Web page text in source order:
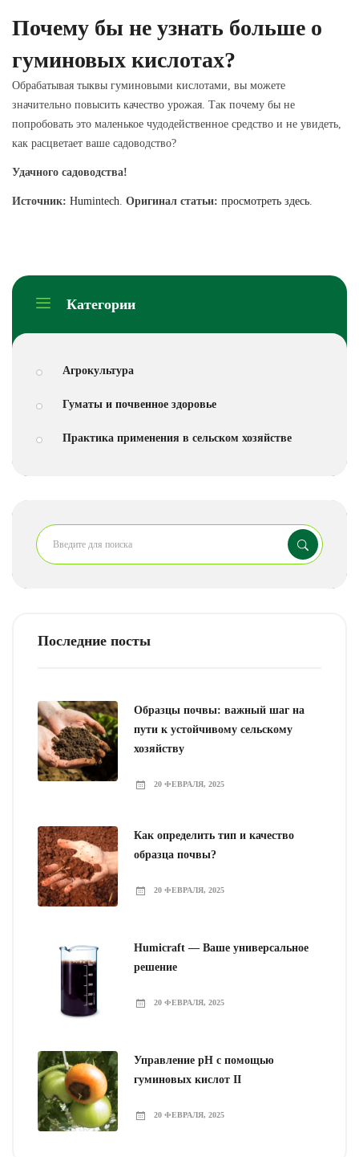
Категории
Агрокультура
Гуматы и почвенное здоровье
Практика применения в сельском хозяйстве
Последние посты
Образцы почвы: важный шаг на
пути к устойчивому сельскому
хозяйству
20 ФЕВРАЛЯ, 2025
Как определить тип и качество
образца почвы?
20 ФЕВРАЛЯ, 2025
Humicraft — Ваше универсальное
решение
20 ФЕВРАЛЯ, 2025
Управление pH с помощью
гуминовых кислот II
20 ФЕВРАЛЯ, 2025
Почему бы не узнать больше о
гуминовых кислотах?
Обрабатывая тыквы гуминовыми кислотами, вы можете
значительно повысить качество урожая. Так почему бы не
попробовать это маленькое чудодейственное средство и не увидеть,
как расцветает ваше садоводство?
Удачного садоводства!
Источник: Humintech Оригинал статьи: просмотреть здесь